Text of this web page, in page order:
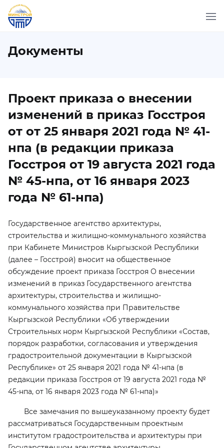
Документы
Проект приказа о внесении
изменений в приказ Госстроя
от от 25 января 2021 года № 41-
нпа (в редакции приказа
Госстроя от 19 августа 2021 года
№ 45-нпа, от 16 января 2023
года № 61-нпа)
Государственное агентство архитектуры,
строительства и жилищно-коммунального хозяйства
при Кабинете Министров Кыргызской Республики
(далее – Госстрой) вносит на общественное
обсуждение проект приказа Госстроя О внесении
изменений в приказ Государственного агентства
архитектуры, строительства и жилищно-
коммунального хозяйства при Правительстве
Кыргызской Республики «Об утверждении
Строительных норм Кыргызской Республики «Состав,
порядок разработки, согласования и утверждения
градостроительной документации в Кыргызской
Республике» от 25 января 2021 года № 41-нпа (в
редакции приказа Госстроя от 19 августа 2021 года №
45-нпа, от 16 января 2023 года № 61-нпа)»
Все замечания по вышеуказанному проекту будет
рассматриваться Государственным проектным
институтом градостроительства и архитектуры при